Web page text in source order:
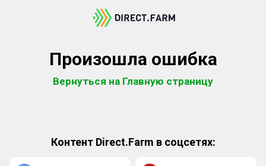
Произошла ошибка
Вернуться на Главную страницу
Контент Direct.Farm в соцсетях: